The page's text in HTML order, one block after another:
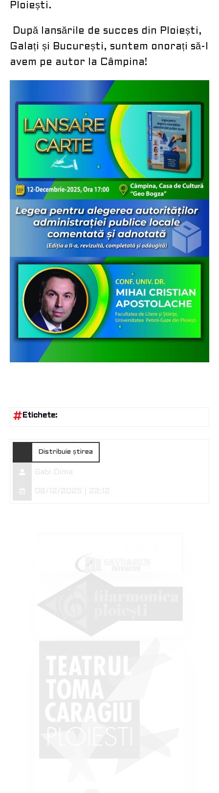
Ploiești.
​ După lansările de succes din Ploiești,
Galați și București, suntem onorați să-l
avem pe autor la Câmpina!
Etichete:
Distribuie știrea
Gabi Dima
08/12/2025 | 22:12